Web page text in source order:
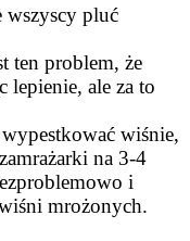
wszyscy pluć
ten problem, że
lepienie, ale za to
wiśnie,
na 3-4
i
mrożonych.